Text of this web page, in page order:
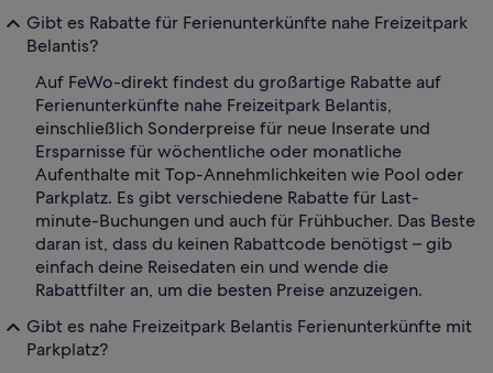
Gibt es Rabatte für Ferienunterkünfte nahe Freizeitpark
Belantis?
Auf FeWo-direkt findest du großartige Rabatte auf
Ferienunterkünfte nahe Freizeitpark Belantis,
einschließlich Sonderpreise für neue Inserate und
Ersparnisse für wöchentliche oder monatliche
Aufenthalte mit Top-Annehmlichkeiten wie Pool oder
Parkplatz. Es gibt verschiedene Rabatte für Last-
minute-Buchungen und auch für Frühbucher. Das Beste
daran ist, dass du keinen Rabattcode benötigst – gib
einfach deine Reisedaten ein und wende die
Rabattfilter an, um die besten Preise anzuzeigen.
Gibt es nahe Freizeitpark Belantis Ferienunterkünfte mit
Parkplatz?